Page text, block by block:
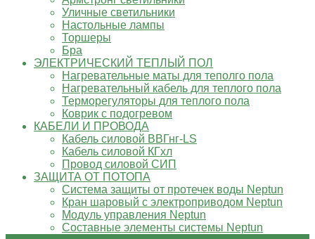
Уличные светильники
Настольные лампы
Торшеры
Бра
ЭЛЕКТРИЧЕСКИЙ ТЕПЛЫЙ ПОЛ
Нагревательные маты для теполго пола
Нагревательный кабель для теплого пола
Терморегуляторы для теплого пола
Коврик с подогревом
КАБЕЛИ И ПРОВОДА
Кабель силовой ВВГнг-LS
Кабель силовой КГхл
Провод силовой СИП
ЗАЩИТА ОТ ПОТОПА
Система защиты от протечек воды Neptun
Кран шаровый с электроприводом Neptun
Модуль управления Neptun
Составные элементы системы Neptun